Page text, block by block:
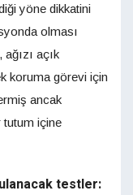
yöne dikkatini
olması
açık
koruma görevi için
ancak
tutum içine
testler: